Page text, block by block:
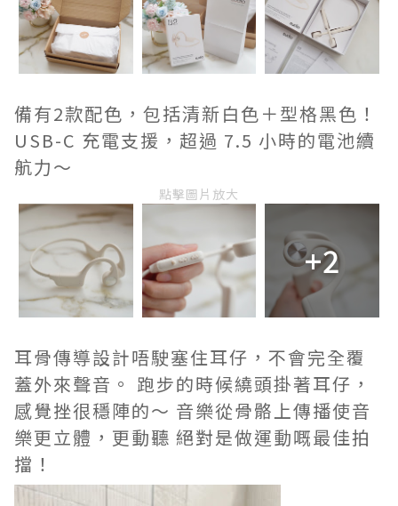
備有2款配色，包括清新白色＋型格黑色！
USB-C 充電支援，超過 7.5 小時的電池續
航力～
點擊圖片放大
+2
耳骨傳導設計唔駛塞住耳仔，不會完全覆
蓋外來聲音。 跑步的時候繞頭掛著耳仔，
感覺挫很穩陣的～ 音樂從骨骼上傳播使音
樂更立體，更動聽 絕對是做運動嘅最佳拍
擋！